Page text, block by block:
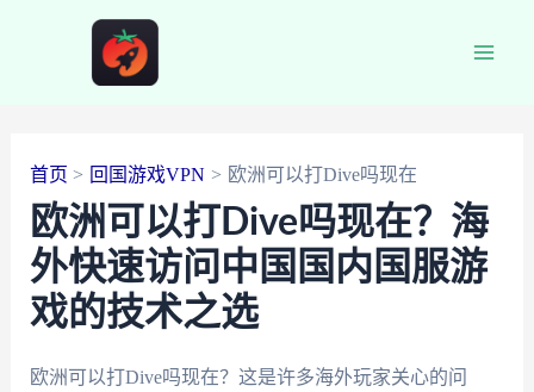
首页 回国游戏VPN 欧洲可以打Dive吗现在
欧洲可以打Dive吗现在？海
外快速访问中国国内国服游
戏的技术之选
欧洲可以打Dive吗现在？这是许多海外玩家关心的问